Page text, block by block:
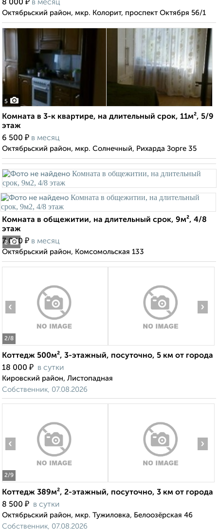
8 000 ₽ в месяц
Октябрьский район, мкр. Колорит, проспект Октября 56/1
5
Комната в 3-к квартире, на длительный срок, 11м², 5/9
этаж
6 500 ₽ в месяц
Октябрьский район, мкр. Солнечный, Рихарда Зорге 35
2
Комната в общежитии, на длительный срок, 9м², 4/8
этаж
7 000 ₽ в месяц
Октябрьский район, Комсомольская 133
2/8
‹ ›
Коттедж 500м², 3-этажный, посуточно, 5 км от города
18 000 ₽ в сутки
Кировский район, Листопадная
Собственник, 07.08.2026
2/9
‹ ›
Коттедж 389м², 2-этажный, посуточно, 3 км от города
8 500 ₽ в сутки
Октябрьский район, мкр. Тужиловка, Белоозёрская 46
Собственник, 07.08.2026